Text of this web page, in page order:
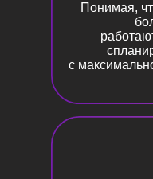
Понимая,
с